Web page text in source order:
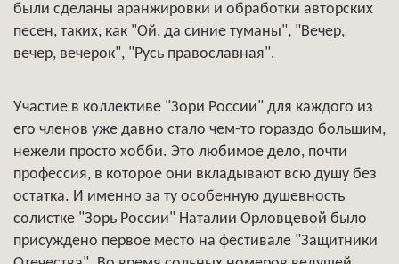
были сделаны аранжировки и обработки авторских
песен, таких, как "Ой, да синие туманы", "Вечер,
вечер, вечерок", "Русь православная".
Участие в коллективе "Зори России" для каждого из
его членов уже давно стало чем-то гораздо большим,
нежели просто хобби. Это любимое дело, почти
профессия, в которое они вкладывают всю душу без
остатка. И именно за ту особенную душевность
солистке "Зорь России" Наталии Орловцевой было
присуждено первое место на фестивале "Защитники